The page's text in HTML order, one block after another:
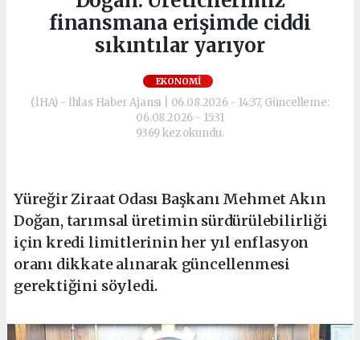
finansmana erişimde ciddi
sıkıntılar yarıyor
EKONOMI
(İHA) - İhlas Haber Ajansı | 06.08.2026 - 14:37, Güncelleme:
06.08.2026 - 15:31
9369 kez okundu.
Yüreğir Ziraat Odası Başkanı Mehmet Akın
Doğan, tarımsal üretimin sürdürülebilirliği
için kredi limitlerinin her yıl enflasyon
oranı dikkate alınarak güncellenmesi
gerektiğini söyledi.